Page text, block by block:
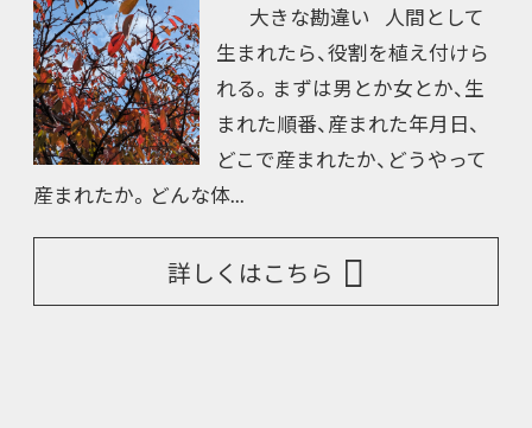
大きな勘違い 人間として
生まれたら、役割を植え付けら
れる。まずは男とか女とか、生
まれた順番、産まれた年月日、
どこで産まれたか、どうやって
産まれたか。どんな体...
詳しくはこちら